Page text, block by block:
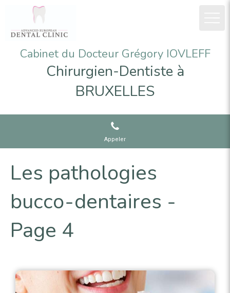
Cabinet du Docteur Grégory IOVLEFF
Chirurgien-Dentiste à
BRUXELLES
Appeler
Les pathologies
bucco-dentaires -
Page 4